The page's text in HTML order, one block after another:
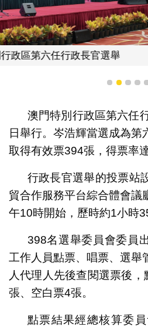
澳門特別行政區第六任
1 2 3 4
澳門特別行政區第六任
日舉行。岑浩輝當選成為第
取得有效票394張，得票率
行政長官選舉的投票站
貿合作服務平台綜合體會議
午10時開始，歷時約1小時
398名選舉委員會委員
工作人員點票、唱票、選舉
人代理人先後查閱選票後
張、空白票4張。
點票結果經總核算委